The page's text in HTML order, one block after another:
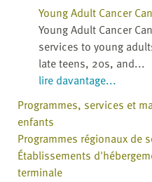
Young Adult Cancer
Young Adult Cancer
services to young
late teens, 20s, and...
lire davantage...
Programmes, services et
enfants
Programmes régionaux de
Établissements
terminale